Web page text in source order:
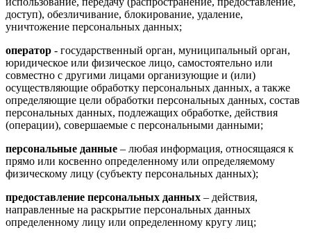
доступ), обезличивание, блокирование, удаление,
уничтожение персональных данных;
оператор - государственный орган, муниципальный орган,
юридическое или физическое лицо, самостоятельно или
совместно с другими лицами организующие и (или)
осуществляющие обработку персональных данных, а также
определяющие цели обработки персональных данных, состав
персональных данных, подлежащих обработке, действия
(операции), совершаемые с персональными данными;
персональные данные – любая информация, относящаяся к
прямо или косвенно определенному или определяемому
физическому лицу (субъекту персональных данных);
предоставление персональных данных – действия,
направленные на раскрытие персональных данных
определенному лицу или определенному кругу лиц;